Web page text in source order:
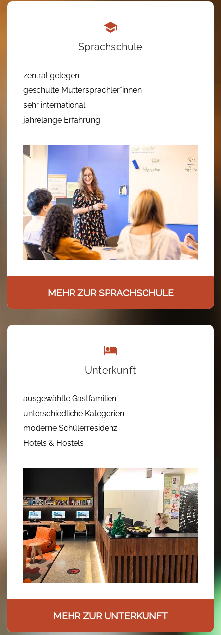
Sprachschule
zentral gelegen
geschulte Muttersprachler*innen
sehr international
jahrelange Erfahrung
MEHR ZUR SPRACHSCHULE
Unterkunft
ausgewählte Gastfamilien
unterschiedliche Kategorien
moderne Schülerresidenz
Hotels & Hostels
MEHR ZUR UNTERKUNFT